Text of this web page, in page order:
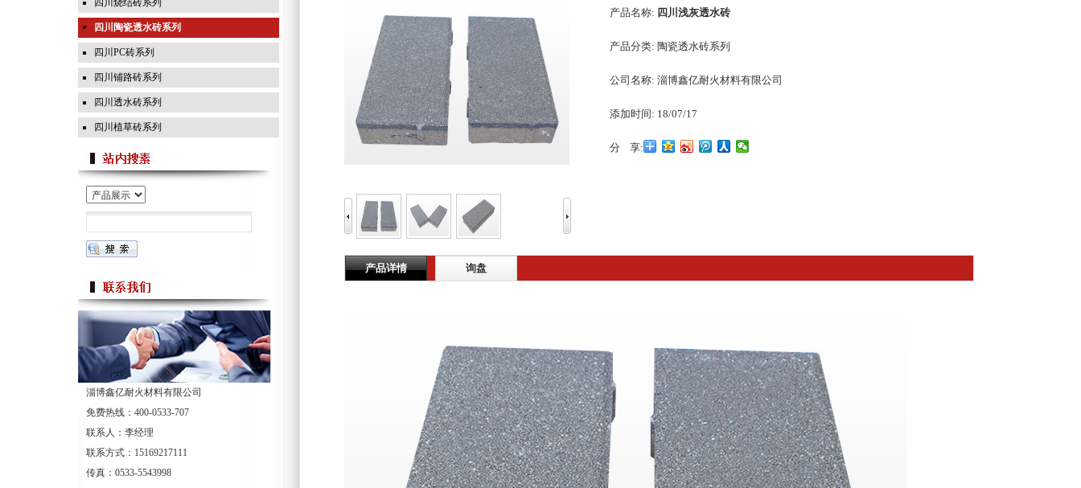
产品名称: 四川浅灰透水砖
产品分类: 陶瓷透水砖系列
公司名称: 淄博鑫亿耐火材料有限公司
添加时间: 18/07/17
分 享:
产品详情 询盘
四川烧结砖系列
四川陶瓷透水砖系列
四川PC砖系列
四川铺路砖系列
四川透水砖系列
四川植草砖系列
淄博鑫亿耐火材料有限公司
免费热线：400-0533-707
联系人：李经理
联系方式：15169217111
传真：0533-5543998